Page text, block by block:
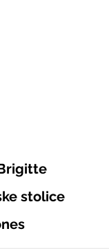
stolice